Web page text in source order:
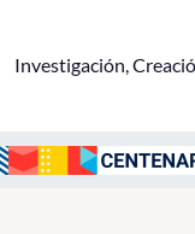
Investigación,